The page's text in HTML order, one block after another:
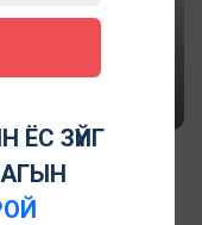
ДҮГНЭЛТ,
ЗҮЙГ